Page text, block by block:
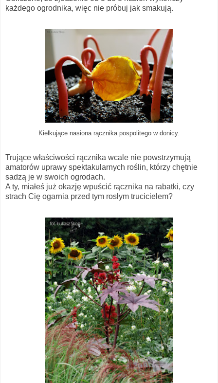
każdego ogrodnika, więc nie próbuj jak smakują.
Kiełkujące nasiona rącznika pospolitego w donicy.
Trujące właściwości rącznika wcale nie powstrzymują
amatorów uprawy spektakularnych roślin, którzy chętnie
sadzą je w swoich ogrodach.
A ty, miałeś już okazję wpuścić rącznika na rabatki, czy
strach Cię ogarnia przed tym rosłym trucicielem?